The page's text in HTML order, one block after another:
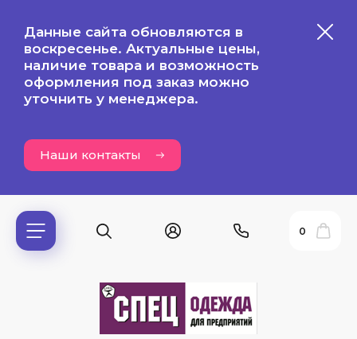
Данные сайта обновляются в
воскресенье. Актуальные цены,
наличие товара и возможность
оформления под заказ можно
уточнить у менеджера.
Наши контакты
0